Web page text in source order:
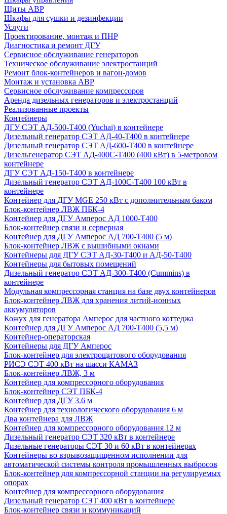
Щиты АВР
Шкафы для сушки и дезинфекции
Услуги
Проектирование, монтаж и ПНР
Диагностика и ремонт ДГУ
Сервисное обслуживание генераторов
Техническое обслуживание электростанций
Ремонт блок-контейнеров и вагон-домов
Монтаж и установка АВР
Сервисное обслуживание компрессоров
Аренда дизельных генераторов и электростанций
Реализованные проекты
Контейнеры
ДГУ СЭТ АД-500-Т400 (Yuchai) в контейнере
Дизельный генератор СЭТ АД-40-Т400 в контейнере
Дизельный генератор СЭТ АД-600-Т400 в контейнере
Дизельгенератор СЭТ АД-400С-Т400 (400 кВт) в 5-метровом
контейнере
ДГУ СЭТ АД-150-Т400 в контейнере
Дизельный генератор СЭТ АД-100С-Т400 100 кВт в
контейнере
Контейнер для ДГУ MGE 250 кВт с дополнительным баком
Блок-контейнер ЛВЖ ПБК-4
Контейнер для ДГУ Амперос АД 1000-Т400
Блок-контейнер связи и серверная
Контейнер для ДГУ Амперос АД 700-Т400 (5 м)
Блок-контейнер ЛВЖ с вышибными окнами
Контейнеры для ДГУ СЭТ АД-30-Т400 и АД-50-Т400
Контейнеры для бытовых помещений
Дизельный генератор СЭТ АД-300-Т400 (Cummins) в
контейнере
Модульная компрессорная станция на базе двух контейнеров
Блок-контейнер ЛВЖ для хранения литий-ионных
аккумуляторов
Кожух для генератора Амперос для частного коттеджа
Контейнер для ДГУ Амперос АД 700-Т400 (5,5 м)
Контейнер-операторская
Контейнеры для ДГУ Амперос
Блок-контейнер для электрощитового оборудования
РИСЭ СЭТ 400 кВт на шасси КАМАЗ
Блок-контейнер ЛВЖ, 3 м
Контейнер для компрессорного оборудования
Блок-контейнер СЭТ ПБК-4
Контейнер для ДГУ 3.6 м
Контейнер для технологического оборудования 6 м
Два контейнера для ЛВЖ
Контейнер для компрессорного оборудования 12 м
Дизельный генератор СЭТ 320 кВт в контейнере
Дизельные генераторы СЭТ 30 и 60 кВт в контейнерах
Контейнеры во взрывозащищенном исполнении для
автоматической системы контроля промышленных выбросов
Блок-контейнер для компрессорной станции на регулируемых
опорах
Контейнер для компрессорного оборудования
Дизельный генератор СЭТ 400 кВт в контейнере
Блок-контейнер связи и коммуникаций